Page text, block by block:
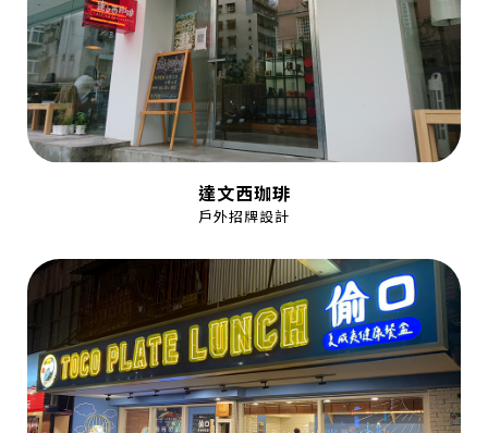
達文西珈琲
戶外招牌設計